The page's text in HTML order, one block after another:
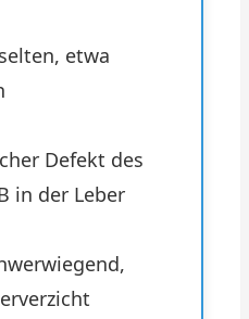
etwa
Defekt des
in der Leber